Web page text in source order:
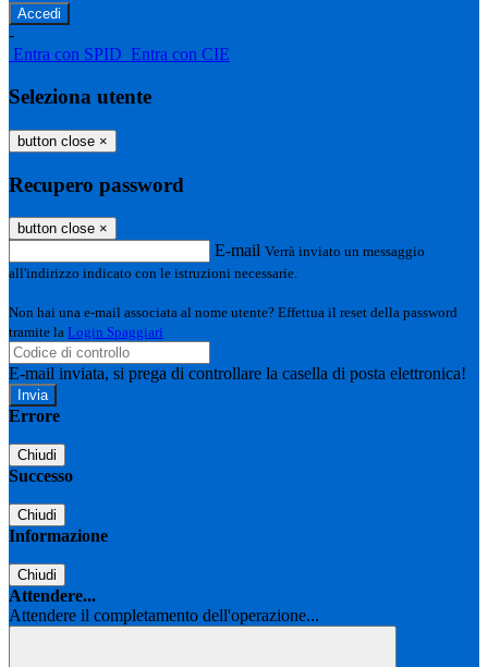
-
Entra con SPID Entra con CIE
Seleziona utente
button close ×
Recupero password
button close ×
E-mail Verrà inviato un messaggio
all'indirizzo indicato con le istruzioni necessarie.
Non hai una e-mail associata al nome utente? Effettua il reset della password
tramite la Login Spaggiari
E-mail inviata, si prega di controllare la casella di posta elettronica!
Errore
Chiudi
Successo
Chiudi
Informazione
Chiudi
Attendere...
Attendere il completamento dell'operazione...